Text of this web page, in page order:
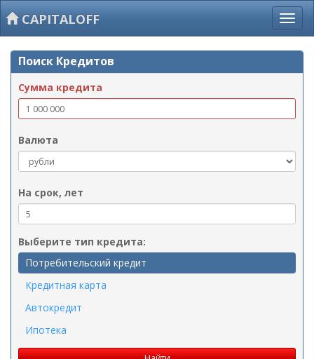
CAPITALOFF
Поиск Кредитов
Сумма кредита
Валюта
На срок, лет
Выберите тип кредита:
Потребительский кредит
Кредитная карта
Автокредит
Ипотека